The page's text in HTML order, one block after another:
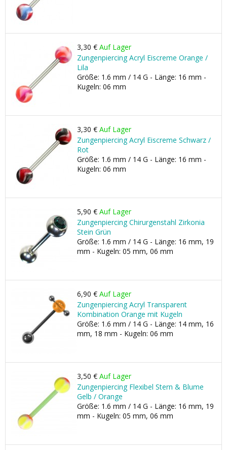
3,30 € Auf Lager
Zungenpiercing Acryl Eiscreme Orange /
Lila
Größe: 1.6 mm / 14 G - Länge: 16 mm -
Kugeln: 06 mm
3,30 € Auf Lager
Zungenpiercing Acryl Eiscreme Schwarz /
Rot
Größe: 1.6 mm / 14 G - Länge: 16 mm -
Kugeln: 06 mm
5,90 € Auf Lager
Zungenpiercing Chirurgenstahl Zirkonia
Stein Grün
Größe: 1.6 mm / 14 G - Länge: 16 mm, 19
mm - Kugeln: 05 mm, 06 mm
6,90 € Auf Lager
Zungenpiercing Acryl Transparent
Kombination Orange mit Kugeln
Größe: 1.6 mm / 14 G - Länge: 14 mm, 16
mm, 18 mm - Kugeln: 06 mm
3,50 € Auf Lager
Zungenpiercing Flexibel Stern & Blume
Gelb / Orange
Größe: 1.6 mm / 14 G - Länge: 16 mm, 19
mm - Kugeln: 05 mm, 06 mm